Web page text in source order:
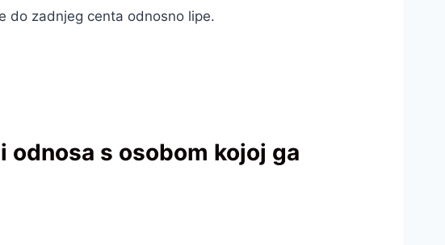
do zadnjeg centa odnosno lipe.
s osobom kojoj ga